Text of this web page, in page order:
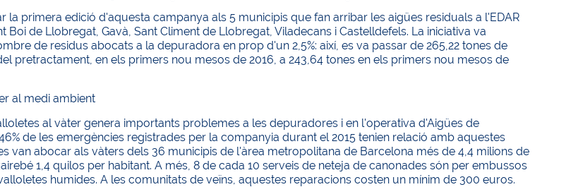
la primera edició d'aquesta campanya als 5 municipis que fan arribar les aigües residuals a l'EDAR
Boi de Llobregat, Gavà, Sant Climent de Llobregat, Viladecans i Castelldefels. La iniciativa va
de residus abocats a la depuradora en prop d'un 2,5%: així, es va passar de 265,22 tones de
pretractament, en els primers nou mesos de 2016, a 243,64 tones en els primers nou mesos de
al medi ambient
al vàter genera importants problemes a les depuradores i en l'operativa d'Aigües de
de les emergències registrades per la companyia durant el 2015 tenien relació amb aquestes
van abocar als vàters dels 36 municipis de l'àrea metropolitana de Barcelona més de 4,4 milions de
1,4 quilos per habitant. A més, 8 de cada 10 serveis de neteja de canonades són per embussos
humides. A les comunitats de veïns, aquestes reparacions costen un mínim de 300 euros.